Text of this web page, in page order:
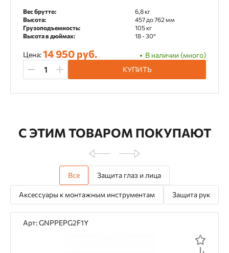
Вес брутто:
6,8 кг
Высота:
457 до 762 мм
Грузоподъемность:
105 кг
Высота в дюймах:
18 - 30″
Цена:14 950 руб.
В наличии (много)
КУПИТЬ
С ЭТИМ ТОВАРОМ ПОКУПАЮТ
Все Защита глаз и лица
Аксессуары к монтажным инструментам Защита рук
Арт: GNPPEPG2F1Y